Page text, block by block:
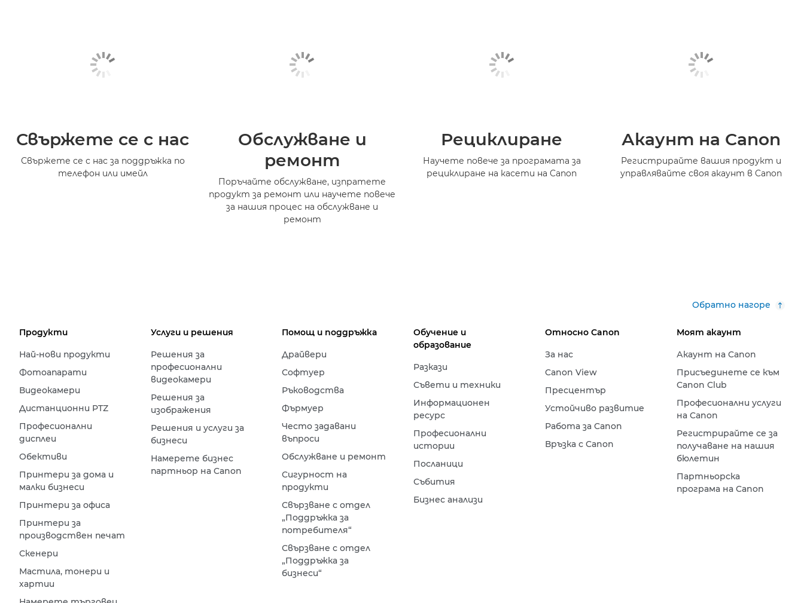
Свържете се с нас
Свържете се с нас за поддръжка по
телефон или имейл
Обслужване и
ремонт
Поръчайте обслужване, изпратете
продукт за ремонт или научете повече
за нашия процес на обслужване и
ремонт
Рециклиране
Научете повече за програмата за
рециклиране на касети на Canon
Акаунт на Canon
Регистрирайте вашия продукт и
управлявайте своя акаунт в Canon
Обратно нагоре
Продукти
Най-нови продукти
Фотоапарати
Видеокамери
Дистанционни PTZ
Професионални
дисплеи
Обективи
Принтери за дома и
малки бизнеси
Принтери за офиса
Принтери за
производствен печат
Скенери
Мастила, тонери и
хартии
Услуги и решения
Решения за
професионални
видеокамери
Решения за
изображения
Решения и услуги за
бизнеси
Намерете бизнес
партньор на Canon
Помощ и поддръжка
Драйвери
Софтуер
Ръководства
Фърмуер
Често задавани
въпроси
Обслужване и ремонт
Сигурност на
продукти
Свързване с отдел
„Поддръжка за
потребителя“
Свързване с отдел
„Поддръжка за
бизнеси“
Обучение и
образование
Разкази
Съвети и техники
Информационен
ресурс
Професионални
истории
Посланици
Събития
Бизнес анализи
Относно Canon
За нас
Canon View
Пресцентър
Устойчиво развитие
Работа за Canon
Връзка с Canon
Моят акаунт
Акаунт на Canon
Присъединете се към
Canon Club
Професионални услуги
на Canon
Регистрирайте се за
получаване на нашия
бюлетин
Партньорска
програма на Canon